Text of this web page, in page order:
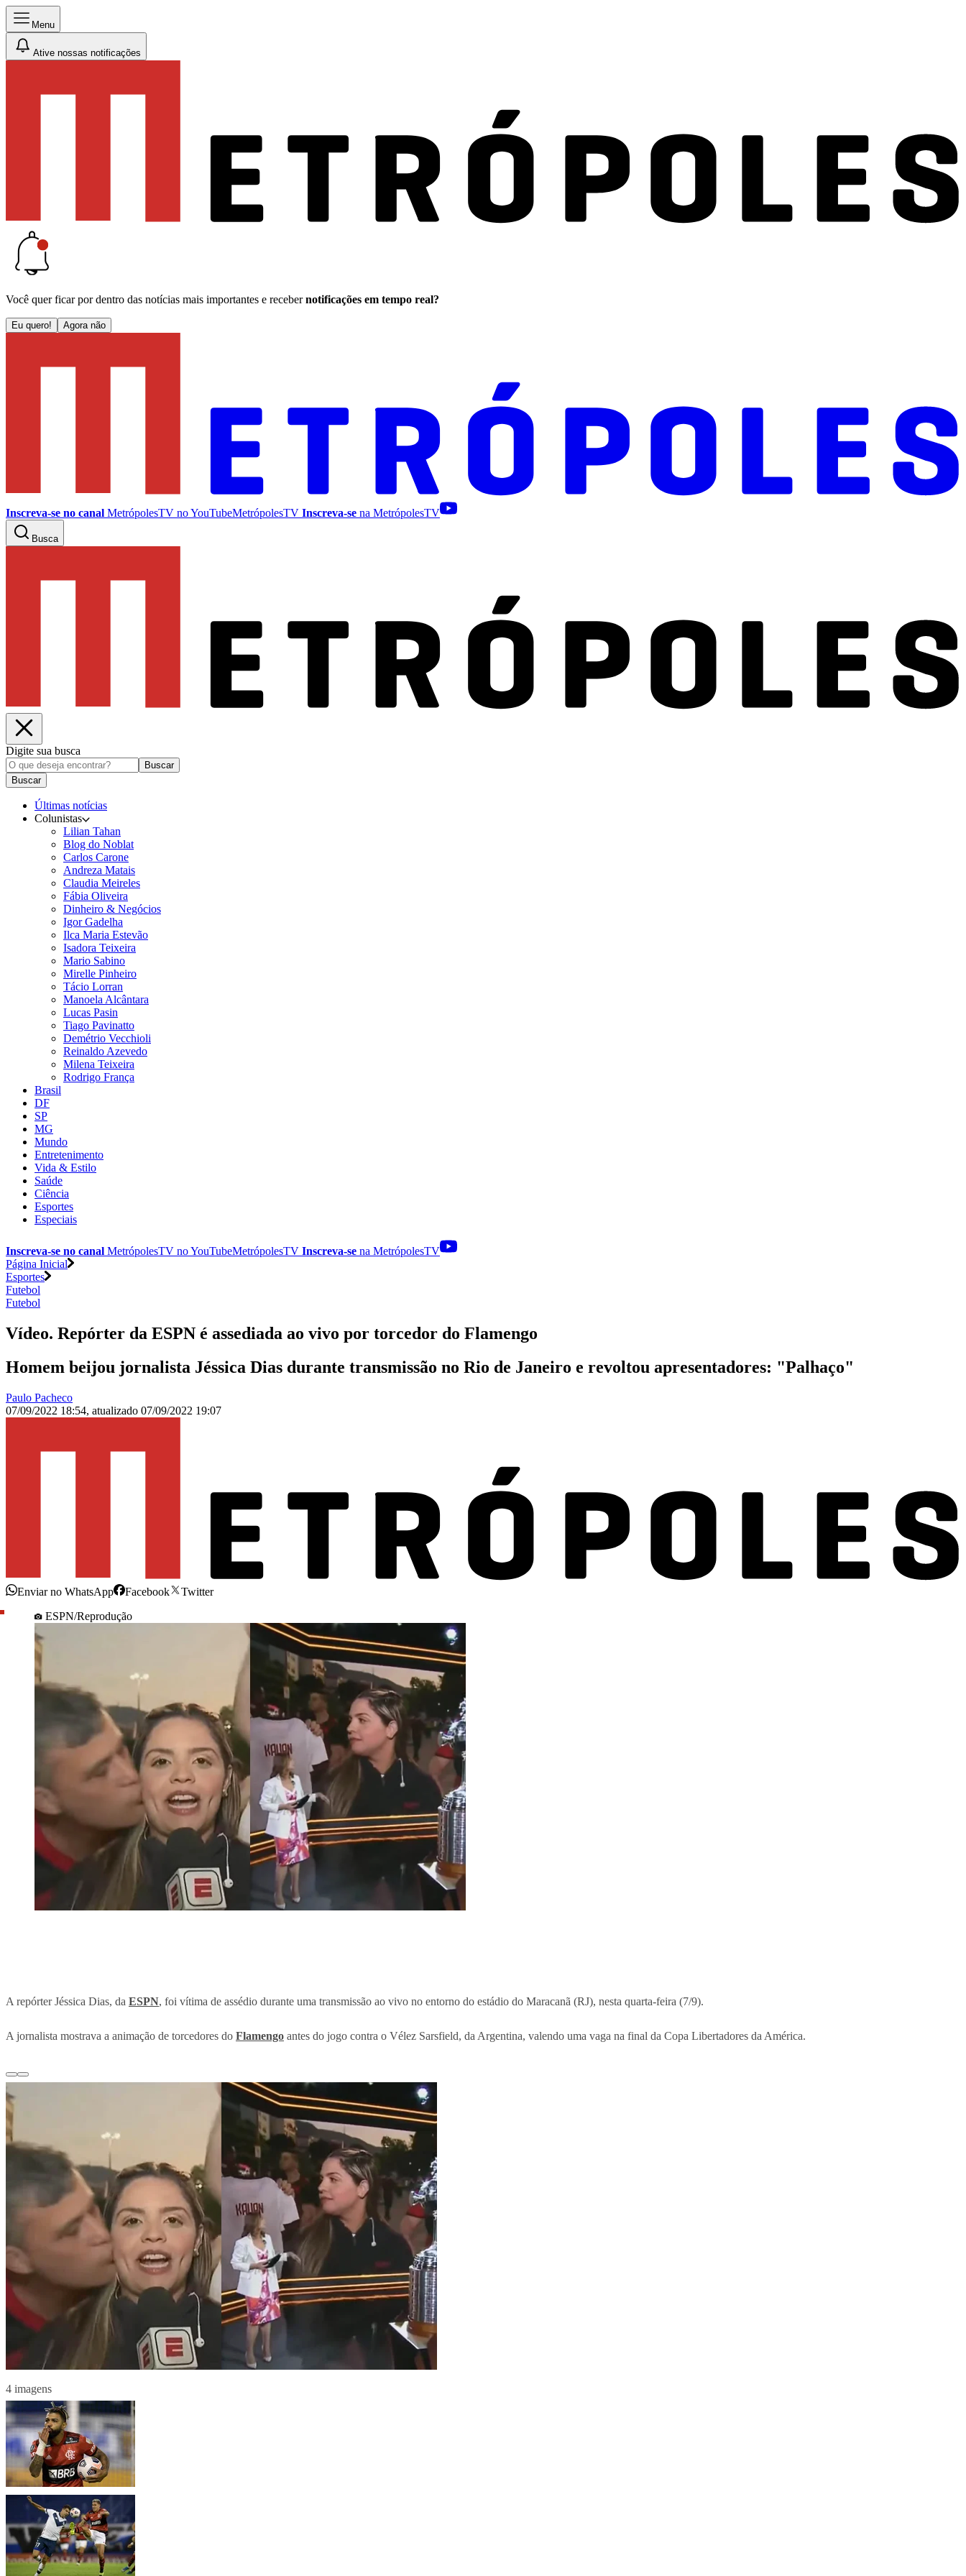
Menu
Ative nossas notificações
Você quer ficar por dentro das notícias mais importantes e receber notificações em tempo real?
Eu quero! Agora não
Inscreva-se no canal MetrópolesTV noYouTubeMetrópolesTV Inscreva-se na MetrópolesTV
Busca
Digite sua busca
Buscar
Buscar
Últimas notícias
Colunistas
Lilian Tahan
Blog do Noblat
Carlos Carone
Andreza Matais
Claudia Meireles
Fábia Oliveira
Dinheiro & Negócios
Igor Gadelha
Ilca Maria Estevão
Isadora Teixeira
Mario Sabino
Mirelle Pinheiro
Tácio Lorran
Manoela Alcântara
Lucas Pasin
Tiago Pavinatto
Demétrio Vecchioli
Reinaldo Azevedo
Milena Teixeira
Rodrigo França
Brasil
DF
SP
MG
Mundo
Entretenimento
Vida & Estilo
Saúde
Ciência
Esportes
Especiais
Inscreva-se no canal MetrópolesTV noYouTubeMetrópolesTV Inscreva-se na MetrópolesTV
Página Inicial
Esportes
Futebol
Futebol
Vídeo. Repórter da ESPN é assediada ao vivo por torcedor do Flamengo
Homem beijou jornalista Jéssica Dias durante transmissão no Rio de Janeiro e revoltou apresentadores: "Palhaço"
Paulo Pacheco
07/09/2022 18:54, atualizado 07/09/2022 19:07
Enviar no WhatsApp Facebook
Twitter
ESPN/Reprodução
A repórter Jéssica Dias, da ESPN, foi vítima de assédio durante uma transmissão ao vivo no entorno do estádio do Maracanã (RJ), nesta quarta-feira (7/9).
A jornalista mostrava a animação de torcedores do Flamengo antes do jogo contra o Vélez Sarsfield, da Argentina, valendo uma vaga na final da Copa Libertadores da América.
4 imagens